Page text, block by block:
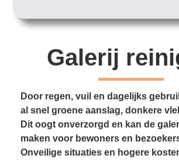
Galerij
Door regen, vuil en dagelijks
al snel groene aanslag, donkere
Dit oogt onverzorgd en kan de
maken voor bewoners en
Onveilige situaties en hogere